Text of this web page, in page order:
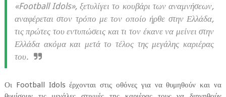
«Football Idols», ξετυλίγει το κουβάρι των αναμνήσεων,
αναφέρεται στον τρόπο με τον οποίο ήρθε στην Ελλάδα,
τις πρώτες του εντυπώσεις και τι τον έκανε να μείνει στην
Ελλάδα ακόμα και μετά το τέλος της μεγάλης καριέρας
του.
Οι Football Idols έρχονται στις οθόνες για να θυμηθούν και να